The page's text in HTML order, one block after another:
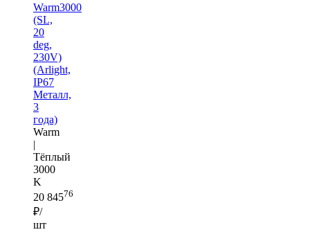
Warm3000
(SL,
20
deg,
230V)
(Arlight,
IP67
Металл,
3
года)
Warm
|
Тёплый
3000
K
20 84576
₽/
шт